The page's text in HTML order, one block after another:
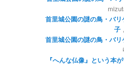
首里城公園の謎の鳥・バリ
子
首里城公園の謎の鳥・バリ
『へんな仏像』という本